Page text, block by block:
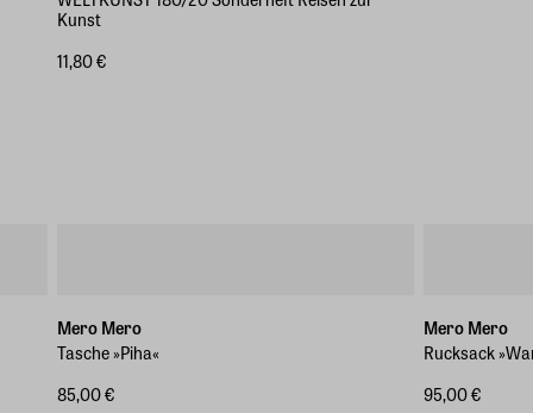
Kunst
11,80 €
Mero Mero
Tasche »Piha«
85,00 €
Mero Mero
Rucksack
95,00 €